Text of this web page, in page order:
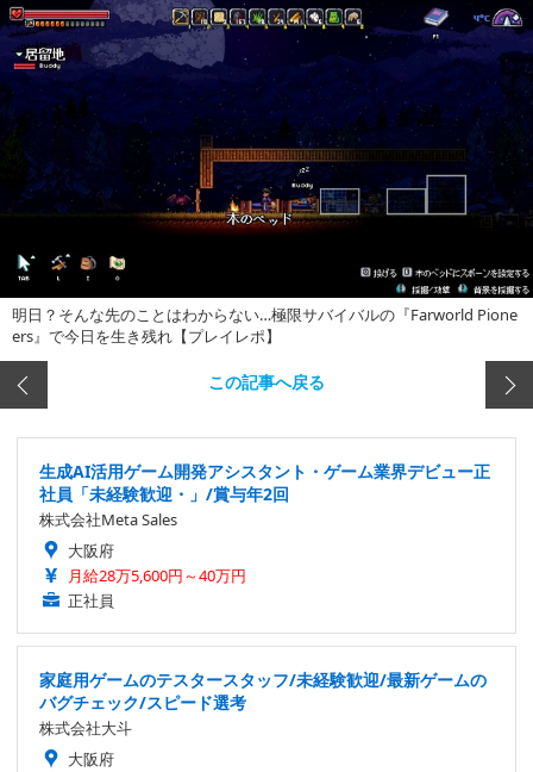
明日？そんな先のことはわからない…極限サバイバルの『Farworld Pione
ers』で今日を生き残れ【プレイレポ】
この記事へ戻る
生成AI活用ゲーム開発アシスタント・ゲーム業界デビュー正
社員「未経験歓迎・」/賞与年2回
株式会社Meta Sales
大阪府
月給28万5,600円～40万円
正社員
家庭用ゲームのテスタースタッフ/未経験歓迎/最新ゲームの
バグチェック/スピード選考
株式会社大斗
大阪府